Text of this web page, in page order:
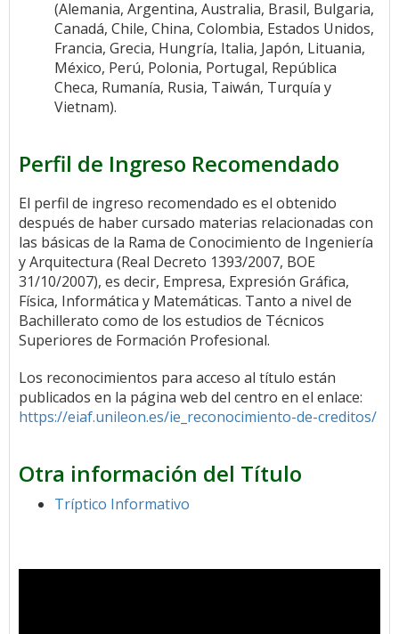
(Alemania, Argentina, Australia, Brasil, Bulgaria,
Canadá, Chile, China, Colombia, Estados Unidos,
Francia, Grecia, Hungría, Italia, Japón, Lituania,
México, Perú, Polonia, Portugal, República
Checa, Rumanía, Rusia, Taiwán, Turquía y
Vietnam).
Perfil de Ingreso Recomendado
El perfil de ingreso recomendado es el obtenido
después de haber cursado materias relacionadas con
las básicas de la Rama de Conocimiento de Ingeniería
y Arquitectura (Real Decreto 1393/2007, BOE
31/10/2007), es decir, Empresa, Expresión Gráfica,
Física, Informática y Matemáticas. Tanto a nivel de
Bachillerato como de los estudios de Técnicos
Superiores de Formación Profesional.
Los reconocimientos para acceso al título están
publicados en la página web del centro en el enlace:
https://eiaf.unileon.es/ie_reconocimiento-de-creditos/
Otra información del Título
Tríptico Informativo